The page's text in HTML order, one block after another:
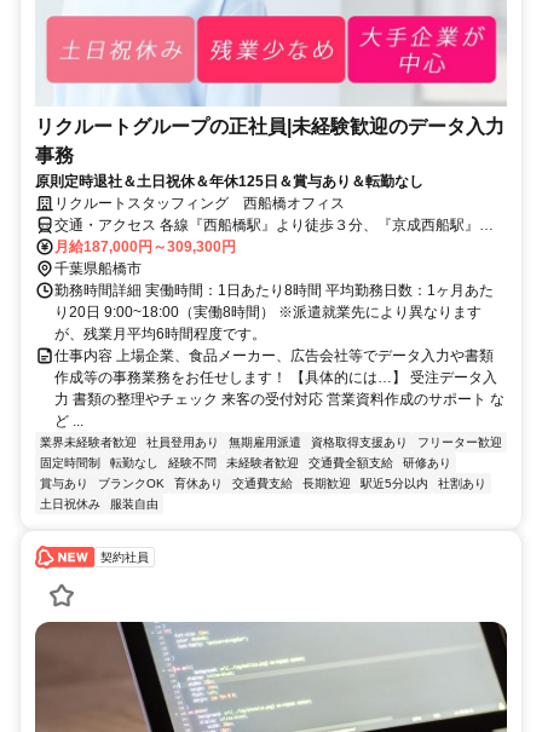
リクルートグループの正社員|未経験歓迎のデータ入力
事務
原則定時退社＆土日祝休＆年休125日＆賞与あり＆転勤なし
リクルートスタッフィング 西船橋オフィス
交通・アクセス 各線『西船橋駅』より徒歩３分、『京成西船駅』よ
り徒歩９分
月給187,000円～309,300円
千葉県船橋市
勤務時間詳細 実働時間：1日あたり8時間 平均勤務日数：1ヶ月あた
り20日 9:00~18:00（実働8時間） ※派遣就業先により異なります
が、残業月平均6時間程度です。
仕事内容 上場企業、食品メーカー、広告会社等でデータ入力や書類
作成等の事務業務をお任せします！ 【具体的には…】 受注データ入
力 書類の整理やチェック 来客の受付対応 営業資料作成のサポート な
ど ...
業界未経験者歓迎 社員登用あり 無期雇用派遣 資格取得支援あり
フリーター歓迎
固定時間制
転勤なし 経験不問 未経験者歓迎 交通費全額支給
研修あり
賞与あり
ブランクOK 育休あり 交通費支給 長期歓迎 駅近5分以内
社割あり
土日祝休み
服装自由
契約社員